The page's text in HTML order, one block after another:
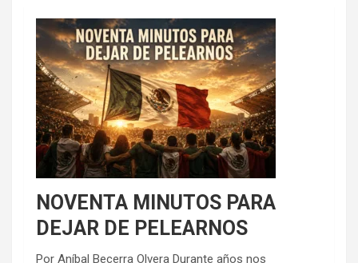
NOVENTA MINUTOS PARA
DEJAR DE PELEARNOS
Por Aníbal Becerra Olvera Durante años nos